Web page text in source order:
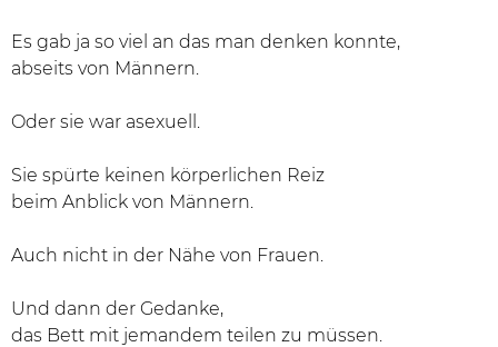
Es gab ja so viel an das man denken konnte,
abseits von Männern.
Oder sie war asexuell.
Sie spürte keinen körperlichen Reiz
beim Anblick von Männern.
Auch nicht in der Nähe von Frauen.
Und dann der Gedanke,
das Bett mit jemandem teilen zu müssen.